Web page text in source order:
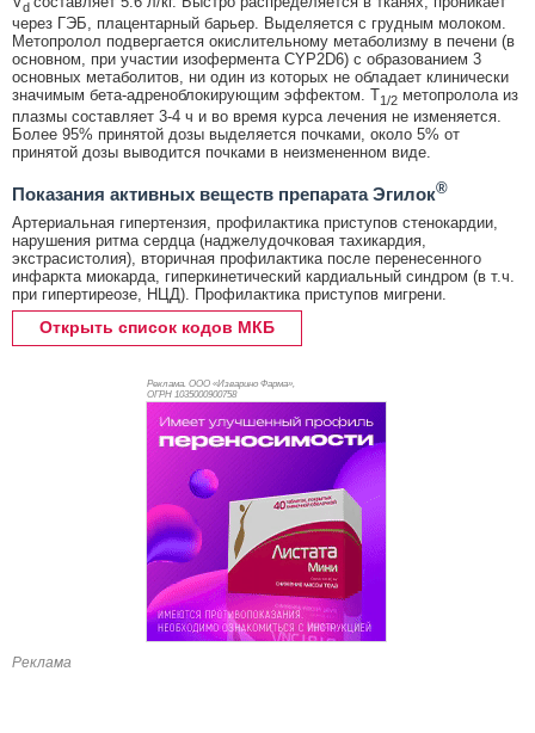
d
через ГЭБ, плацентарный барьер. Выделяется с грудным молоком.
Метопролол подвергается окислительному метаболизму в печени (в
основном, при участии изофермента CYP2D6) с образованием 3
основных метаболитов, ни один из которых не обладает клинически
значимым бета-адреноблокирующим эффектом. T1/2 метопролола из
плазмы составляет 3-4 ч и во время курса лечения не изменяется.
Более 95% принятой дозы выделяется почками, около 5% от
принятой дозы выводится почками в неизмененном виде.
Показания активных веществ препарата Эгилок®
Артериальная гипертензия, профилактика приступов стенокардии,
нарушения ритма сердца (наджелудочковая тахикардия,
экстрасистолия), вторичная профилактика после перенесенного
инфаркта миокарда, гиперкинетический кардиальный синдром (в т.ч.
при гипертиреозе, НЦД). Профилактика приступов мигрени.
Открыть список кодов МКБ
Реклама. ООО «Изварино Фарма»,
ОГРН 1035000900758
Реклама